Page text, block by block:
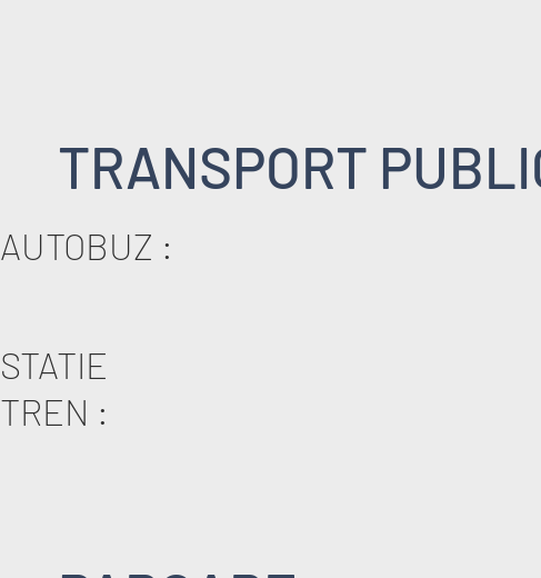
TRANSPORT
AUTOBUZ :
STATIE
TREN :